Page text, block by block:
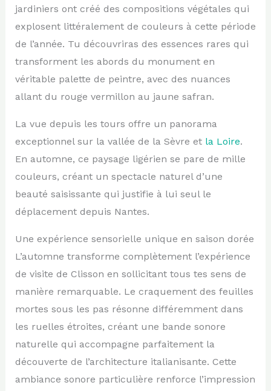
jardiniers ont créé des compositions végétales qui
explosent littéralement de couleurs à cette période
de l’année. Tu découvriras des essences rares qui
transforment les abords du monument en
véritable palette de peintre, avec des nuances
allant du rouge vermillon au jaune safran.
La vue depuis les tours offre un panorama
exceptionnel sur la vallée de la Sèvre et la Loire.
En automne, ce paysage ligérien se pare de mille
couleurs, créant un spectacle naturel d’une
beauté saisissante qui justifie à lui seul le
déplacement depuis Nantes.
Une expérience sensorielle unique en saison dorée
L’automne transforme complètement l’expérience
de visite de Clisson en sollicitant tous tes sens de
manière remarquable. Le craquement des feuilles
mortes sous les pas résonne différemment dans
les ruelles étroites, créant une bande sonore
naturelle qui accompagne parfaitement la
découverte de l’architecture italianisante. Cette
ambiance sonore particulière renforce l’impression